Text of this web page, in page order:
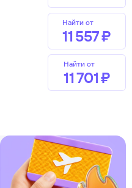
Найти от
11 ⁠557 ⁠₽
Найти от
11 ⁠701 ⁠₽